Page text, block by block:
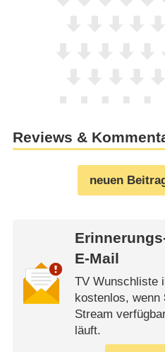
Reviews &
neuen
E-Mail
TV Wunschliste
kostenlos, wenn
Stream
läuft.